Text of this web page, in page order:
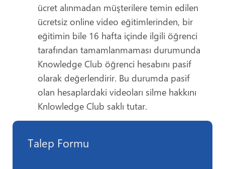
ücret alınmadan müşterilere temin edilen
ücretsiz online video eğitimlerinden, bir
eğitimin bile 16 hafta içinde ilgili öğrenci
tarafından tamamlanmaması durumunda
Knowledge Club öğrenci hesabını pasif
olarak değerlendirir. Bu durumda pasif
olan hesaplardaki videoları silme hakkını
Knlowledge Club saklı tutar.
Talep Formu